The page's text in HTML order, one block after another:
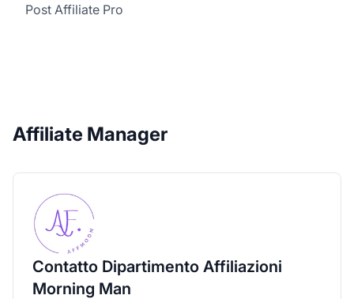
Post Affiliate Pro
Affiliate Manager
Contatto Dipartimento Affiliazioni
Morning Man